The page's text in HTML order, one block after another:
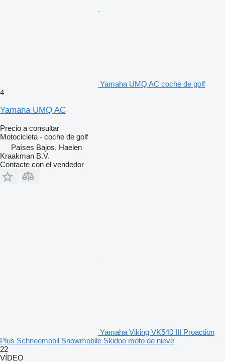
Yamaha UMQ AC coche de golf
4
Yamaha UMQ AC
Precio a consultar
Motocicleta - coche de golf
Países Bajos, Haelen
Kraakman B.V.
Contacte con el vendedor
Yamaha Viking VK540 III Proaction
Plus Schneemobil Snowmobile Skidoo moto de nieve
22
VÍDEO